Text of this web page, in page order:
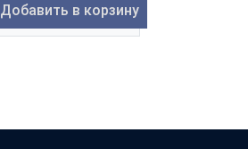
Добавить в корзину